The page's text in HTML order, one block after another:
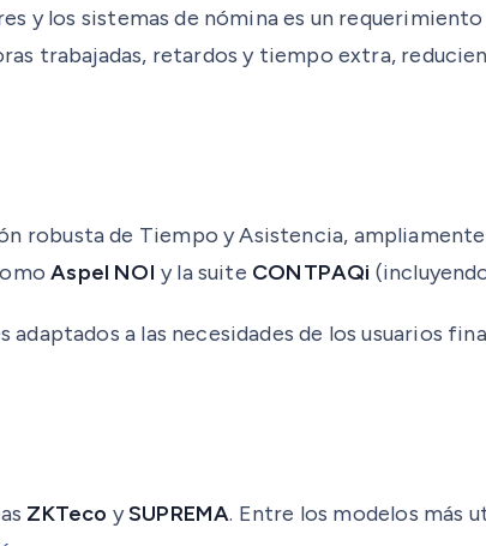
y los sistemas de nómina es un
trabajadas, retardos y tiempo extra,
robusta de Tiempo y Asistencia,
Aspel NOI y la suite CONTPAQi
a las necesidades de los usuarios
ZKTeco ySUPREMA. Entre los modelos más